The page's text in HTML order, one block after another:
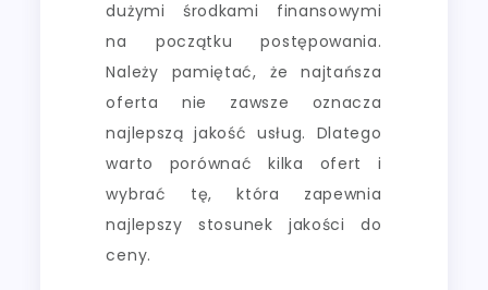
dużymi środkami finansowymi
na początku postępowania.
Należy pamiętać, że najtańsza
oferta nie zawsze oznacza
najlepszą jakość usług. Dlatego
warto porównać kilka ofert i
wybrać tę, która zapewnia
najlepszy stosunek jakości do
ceny.